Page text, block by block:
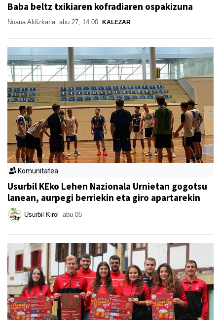
Baba beltz txikiaren kofradiaren ospakizuna
Noaua Aldizkaria abu 27, 14:00 KALEZAR
Komunitatea
Usurbil KEko Lehen Nazionala Urnietan gogotsu
lanean, aurpegi berriekin eta giro apartarekin
Usurbil Kirol abu 05